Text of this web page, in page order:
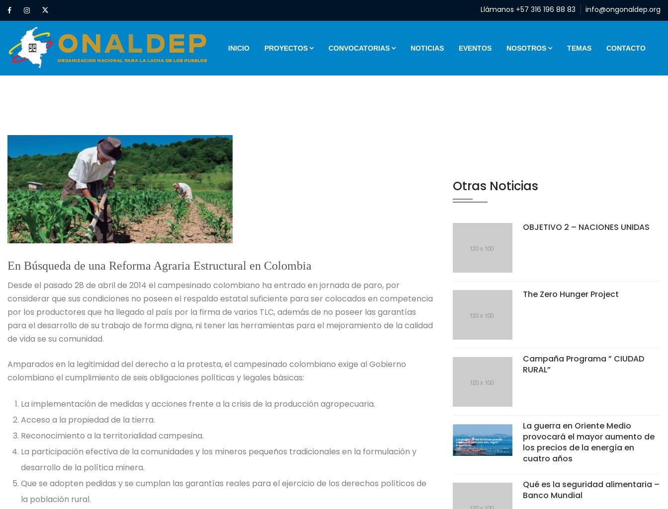
Llámanos +57 316 196 88 83 info@ongonaldep.org
INICIO PROYECTOS CONVOCATORIAS NOTICIAS EVENTOS NOSOTROS TEMAS CONTACTO
En Búsqueda de una Reforma Agraria Estructural en Colombia
Desde el pasado 28 de abril de 2014 el campesinado colombiano ha entrado en jornada de paro, por
considerar que sus condiciones no poseen el respaldo estatal suficiente para ser colocados en competencia
por los productores que ha llegado al país por la firma de varios TLC, además de no poseer las garantías
para el desarrollo de su trabajo de forma digna, ni tener las herramientas para el mejoramiento de la calidad
de vida se su comunidad.
Amparados en la legitimidad del derecho a la protesta, el campesinado colombiano exige al Gobierno
colombiano el cumplimiento de seis obligaciones políticas y legales básicas:
La implementación de medidas y acciones frente a la crisis de la producción agropecuaria.
Acceso a la propiedad de la tierra.
Reconocimiento a la territorialidad campesina.
La participación efectiva de la comunidades y los mineros pequeños tradicionales en la formulación y
desarrollo de la política minera.
Que se adopten pedidas y se cumplan las garantías reales para el ejercicio de los derechos políticos de
la población rural.
Otras Noticias
OBJETIVO 2 – NACIONES UNIDAS
The Zero Hunger Project
Campaña Programa ” CIUDAD
RURAL”
La guerra en Oriente Medio
provocará el mayor aumento de
los precios de la energía en
cuatro años
Qué es la seguridad alimentaria –
Banco Mundial